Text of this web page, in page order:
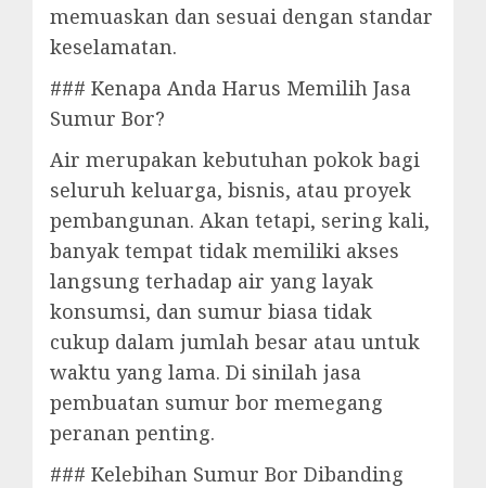
memuaskan dan sesuai dengan standar
keselamatan.
### Kenapa Anda Harus Memilih Jasa
Sumur Bor?
Air merupakan kebutuhan pokok bagi
seluruh keluarga, bisnis, atau proyek
pembangunan. Akan tetapi, sering kali,
banyak tempat tidak memiliki akses
langsung terhadap air yang layak
konsumsi, dan sumur biasa tidak
cukup dalam jumlah besar atau untuk
waktu yang lama. Di sinilah jasa
pembuatan sumur bor memegang
peranan penting.
### Kelebihan Sumur Bor Dibanding